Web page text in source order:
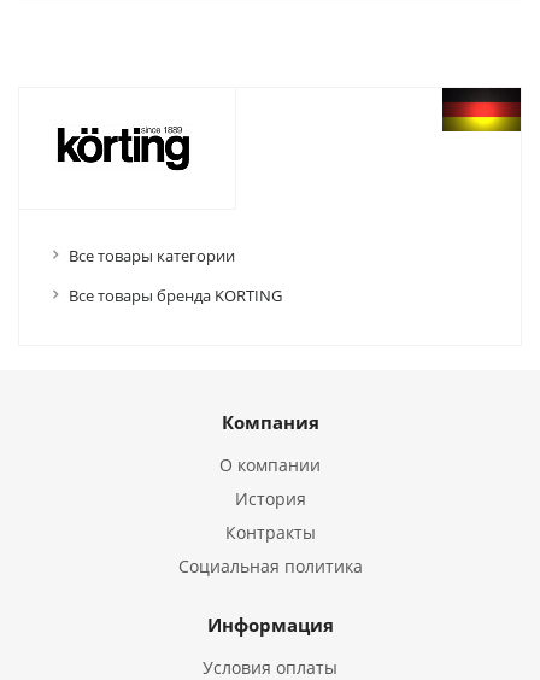
Все товары категории
Все товары бренда KORTING
Компания
О компании
История
Контракты
Социальная политика
Информация
Условия оплаты